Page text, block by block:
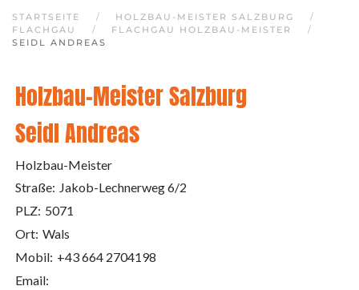
STARTSEITE
HOLZBAU-MEISTER SALZBURG
FLACHGAU
FLACHGAU HOLZBAU-MEISTER
SEIDL ANDREAS
Holzbau-Meister Salzburg
Seidl Andreas
Holzbau-Meister
Straße: Jakob-Lechnerweg 6/2
PLZ: 5071
Ort: Wals
Mobil: +43 664 2704198
Email: